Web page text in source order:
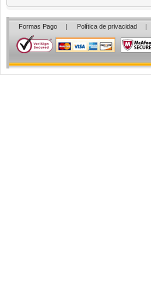
Formas Pago | Política de privacidad |